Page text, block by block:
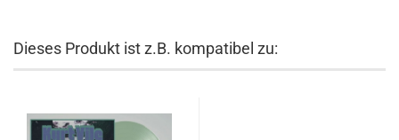
Dieses Produkt ist z.B. kompatibel zu: